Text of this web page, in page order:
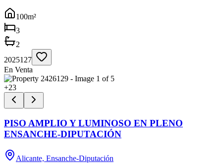
100m²
3
2
2025127
En Venta
+23
PISO AMPLIO Y LUMINOSO EN PLENO
ENSANCHE-DIPUTACIÓN
Alicante, Ensanche-Diputación